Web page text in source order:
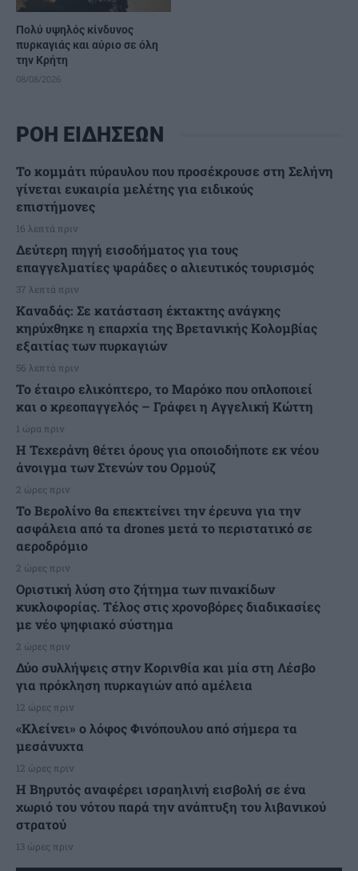
Πολύ υψηλός κίνδυνος
πυρκαγιάς και αύριο σε όλη
την Κρήτη
08/08/2026
ΡΟΗ ΕΙΔΗΣΕΩΝ
Το κομμάτι πύραυλου που προσέκρουσε στη Σελήνη
γίνεται ευκαιρία μελέτης για ειδικούς
επιστήμονες
16 λεπτά πριν
Δεύτερη πηγή εισοδήματος για τους
επαγγελματίες ψαράδες ο αλιευτικός τουρισμός
37 λεπτά πριν
Καναδάς: Σε κατάσταση έκτακτης ανάγκης
κηρύχθηκε η επαρχία της Βρετανικής Κολομβίας
εξαιτίας των πυρκαγιών
56 λεπτά πριν
Το έταιρο ελικόπτερο, το Μαρόκο που οπλοποιεί
και ο κρεοπαγγελός – Γράφει η Αγγελική Κώττη
1 ώρα πριν
Η Τεχεράνη θέτει όρους για οποιοδήποτε εκ νέου
άνοιγμα των Στενών του Ορμούζ
2 ώρες πριν
Το Βερολίνο θα επεκτείνει την έρευνα για την
ασφάλεια από τα drones μετά το περιστατικό σε
αεροδρόμιο
2 ώρες πριν
Οριστική λύση στο ζήτημα των πινακίδων
κυκλοφορίας. Τέλος στις χρονοβόρες διαδικασίες
με νέο ψηφιακό σύστημα
2 ώρες πριν
Δύο συλλήψεις στην Κορινθία και μία στη Λέσβο
για πρόκληση πυρκαγιών από αμέλεια
12 ώρες πριν
«Κλείνει» ο λόφος Φινόπουλου από σήμερα τα
μεσάνυχτα
12 ώρες πριν
Η Βηρυτός αναφέρει ισραηλινή εισβολή σε ένα
χωριό του νότου παρά την ανάπτυξη του λιβανικού
στρατού
13 ώρες πριν